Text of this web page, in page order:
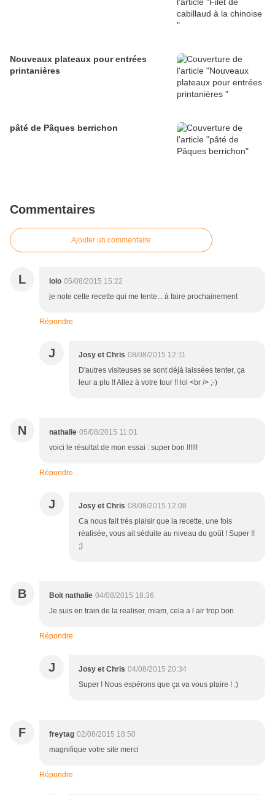
Nouveaux plateaux pour entrées
printanières
pâté de Pâques berrichon
Commentaires
Ajouter un commentaire
L lolo 05/08/2015 15:22
je note cette recette qui me tente... à faire prochainement
Répondre
J Josy et Chris 08/08/2015 12:11
D'autres visiteuses se sont déjà laissées tenter, ça
leur a plu !! Allez à votre tour !! lol <br /> ;-)
N nathalie 05/08/2015 11:01
voici le résultat de mon essai : super bon !!!!!!
Répondre
J Josy et Chris 08/08/2015 12:08
Ca nous fait très plaisir que la recette, une fois
réalisée, vous ait séduite au niveau du goût ! Super !!
;)
B Boit nathalie 04/08/2015 18:36
Je suis en train de la realiser, miam, cela a l air trop bon
Répondre
J Josy et Chris 04/08/2015 20:34
Super ! Nous espérons que ça va vous plaire ! :)
F freytag 02/08/2015 18:50
magnifique votre site merci
Répondre